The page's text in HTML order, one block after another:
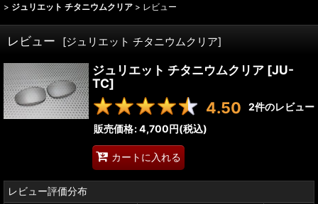
> ジュリエット チタニウムクリア > レビュー
レビュー [ジュリエット チタニウムクリア]
ジュリエット チタニウムクリア [JU-
TC]
4.50 2件のレビュー
販売価格:4,700円(税込)
カートに入れる
レビュー評価分布